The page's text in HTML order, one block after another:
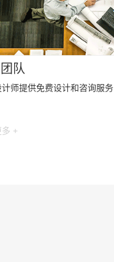
队
计师提供免费设计和咨询服务
+